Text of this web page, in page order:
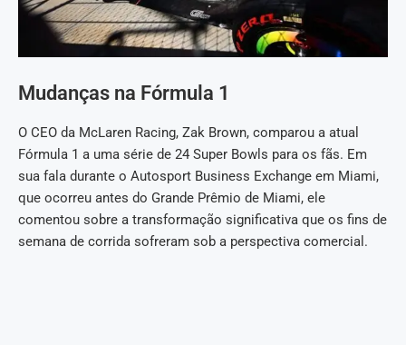
Mudanças na Fórmula 1
O CEO da McLaren Racing, Zak Brown, comparou a atual
Fórmula 1 a uma série de 24 Super Bowls para os fãs. Em
sua fala durante o Autosport Business Exchange em Miami,
que ocorreu antes do Grande Prêmio de Miami, ele
comentou sobre a transformação significativa que os fins de
semana de corrida sofreram sob a perspectiva comercial.